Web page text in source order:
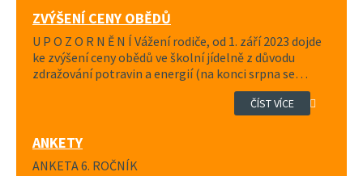
ZVÝŠENÍ CENY OBĚDŮ
U P O Z O R N Ě N Í Vážení rodiče, od 1. září 2023 dojde
ke zvýšení ceny obědů ve školní jídelně z důvodu
zdražování potravin a energií (na konci srpna se…
ČÍST VÍCE
ANKETY
ANKETA 6. ROČNÍK